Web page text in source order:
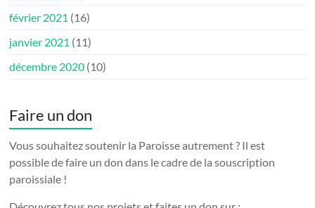
février 2021 (16)
janvier 2021 (11)
décembre 2020 (10)
Faire un don
Vous souhaitez soutenir la Paroisse autrement ? Il est
possible de faire un don dans le cadre de la souscription
paroissiale !